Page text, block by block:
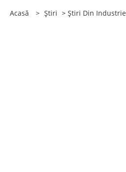
Acasă > Știri > Știri Din Industrie